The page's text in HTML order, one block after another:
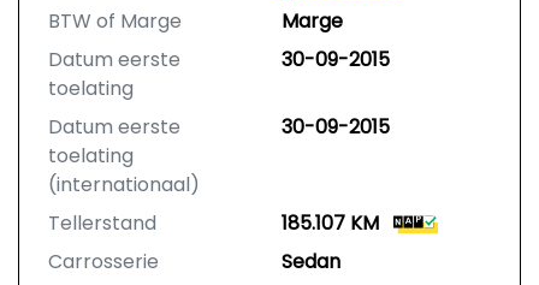
BTW of Marge
Marge
Datum eerste
toelating
30-09-2015
Datum eerste
toelating
(internationaal)
30-09-2015
Tellerstand
185.107 KM
Carrosserie
Sedan